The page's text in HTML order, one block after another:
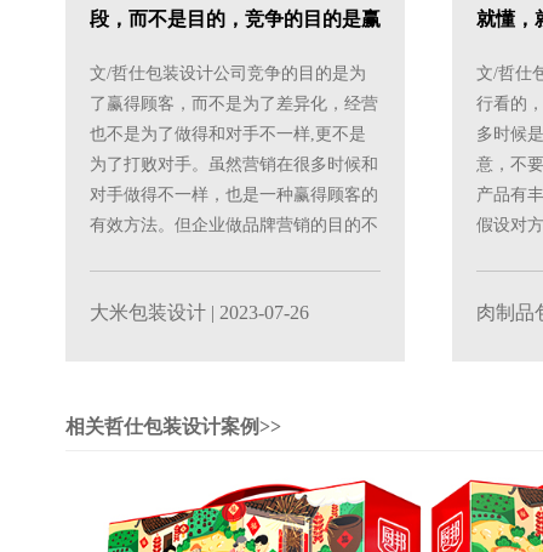
段，而不是目的，竞争的目的是赢
文/哲仕包装设计公司竞争的目的是为
了赢得顾客，而不是为了差异化，经营
也不是为了做得和对手不一样,更不是
为了打败对手。虽然营销在很多时候和
对手做得不一样，也是一种赢得顾客的
有效方法。但企业做品牌营销的目的不
大米包装设计 | 2023-07-26
就懂，
文/哲仕
行看的
多时候
意，不
产品有
假设对
肉制品
相关哲仕包装设计案例>>